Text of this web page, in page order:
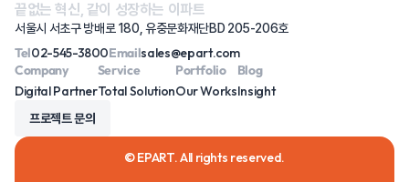
끝없는 혁신, 같이 성장하는 이파트
서울시 서초구 방배로 180, 유중문화재단BD 205-206호
Tel02-545-3800Emailsales@epart.com
Company
Digital Partner
Service
Total Solution
Portfolio
Our Works
Blog
Insight
프로젝트 문의
© EPART. All rights reserved.